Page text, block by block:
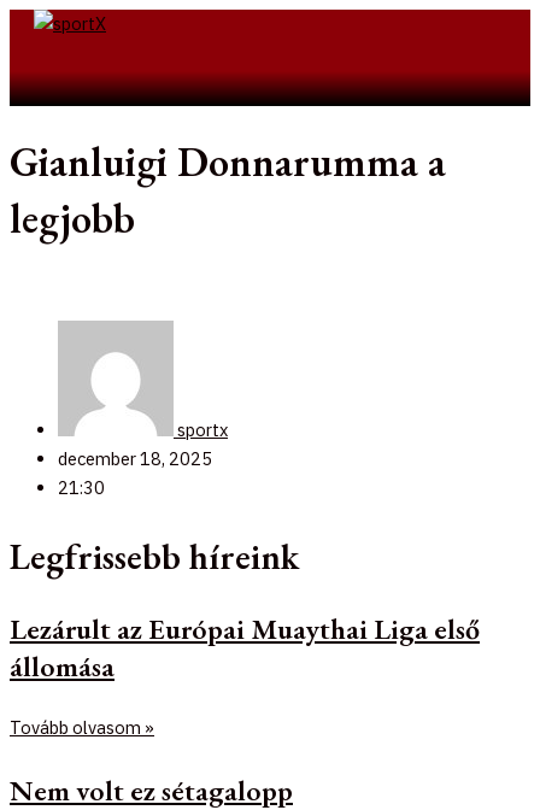
Skip
Gianluigi Donnarumma a
legjobb
sportx
december 18, 2025
21:30
Legfrissebb híreink
Lezárult az Európai Muaythai Liga első
állomása
Tovább olvasom »
Nem volt ez sétagalopp